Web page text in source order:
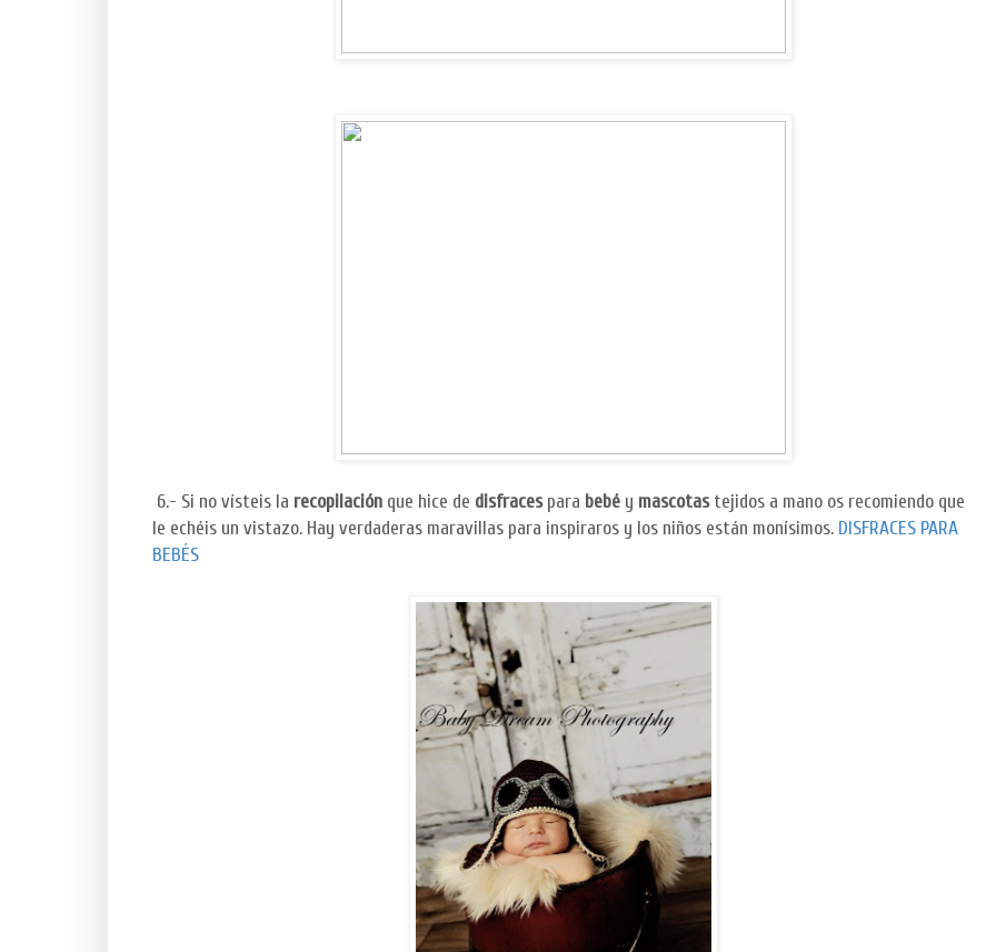
6.- Si no vísteis la recopilación que hice de disfracespara bebé y mascotastejidos a mano os recomiendo que
le echéis un vistazo. Hay verdaderas maravillas para inspiraros y los niños están monísimos. DISFRACES PARA
BEBÉS